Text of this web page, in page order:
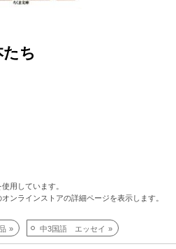
ち
用しています。
ンラインストアの詳細ページを表示します。
中3国語 エッセイ